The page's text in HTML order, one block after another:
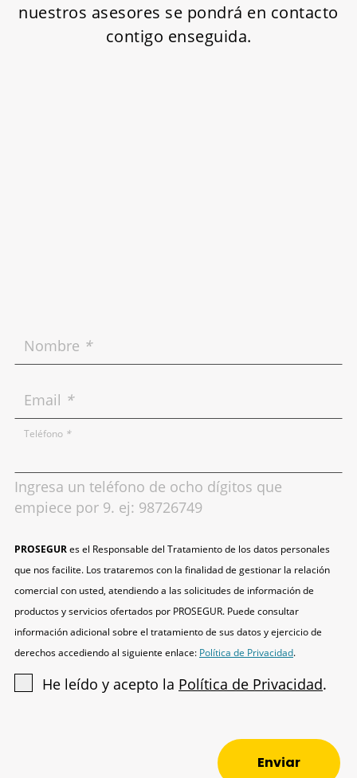
nuestros asesores se pondrá en contacto
contigo enseguida.
Nombre *
Email *
Teléfono *
Ingresa un teléfono de ocho dígitos que
empiece por 9. ej: 98726749
PROSEGURes el Responsable del Tratamiento de los datos personales
que nos facilite. Los trataremos con la finalidad de gestionar la relación
comercial con usted, atendiendo a las solicitudes de información de
productos y servicios ofertados por PROSEGUR. Puede consultar
información adicional sobre el tratamiento de sus datos y ejercicio de
derechos accediendo al siguiente enlace: Política de Privacidad.
He leído y acepto la Política de Privacidad.
Enviar